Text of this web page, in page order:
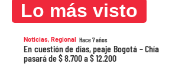
Lo más visto
Noticias,Regional Hace 7 años
En cuestión de días, peaje Bogotá – Chía
pasará de $ 8.700 a $ 12.200